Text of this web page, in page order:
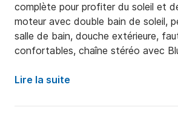
complète pour profiter du soleil et
moteur avec double bain de soleil,
salle de bain, douche extérieure,
confortables, chaîne stéréo avec
remonter à bord, équipé
Capacité maximale 7 personnes +
Lire la suite